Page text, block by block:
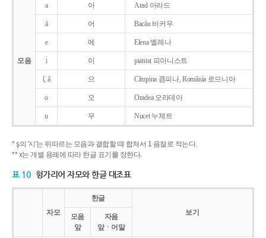
모음
a 아 Arad 아라드
ǎ 어 Bacǎu 바커우
e 에 Elena 엘레나
i 이 pianist 피아니스트
î, â 으 Cîmpina 큼피나, România 로므니아
o 오 Oradea 오라데아
u 우 Nucet 누체트
* ş의 '시'는 뒤따르는 모음과 결합할 때 합쳐서 1 음절로 적는다.
** x는 개별 용례에 따라 한글 표기를 정한다.
표 10 헝가리어 자모와 한글 대조표
자모
한글
보기
모음
앞
자음
앞ㆍ어말